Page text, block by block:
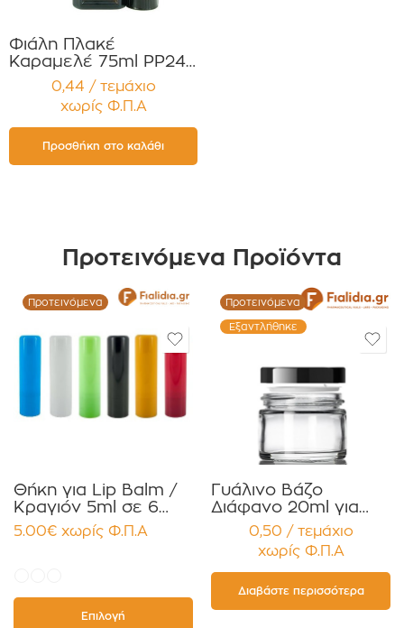
Φιάλη Πλακέ
Καραμελέ 75ml PP24
για Έλαια Βάμματα
Σιρόπια Συσκευασία 12
τεμαχίων
0,44 / τεμάχιο
χωρίς Φ.Π.Α
Προσθήκη στο καλάθι
Προτεινόμενα Προϊόντα
Προτεινόμενα
Θήκη για Lip Balm /
Κραγιόν 5ml σε 6
χρώματα Πακέτο
10τεμ.
5.00€ χωρίς Φ.Π.Α
Επιλογή
Προτεινόμενα
Εξαντλήθηκε
Γυάλινο Βάζο
Διάφανο 20ml για
Κρέμες και
Κηραλοιφές με
Μαύρο Γυαλιστερό
Καπάκι Παρέμβυσμα
Συσκευασία 12
τεμαχίων
0,50 / τεμάχιο
χωρίς Φ.Π.Α
Διαβάστε περισσότερα